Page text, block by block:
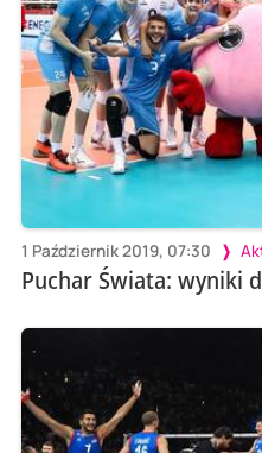
1 Październik 2019, 07:30
Puchar Świata: wyniki